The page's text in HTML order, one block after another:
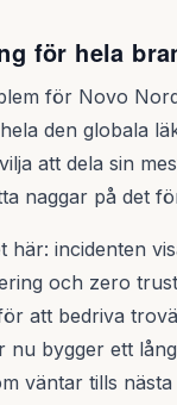
för hela
för Novo
den globala
att dela sin
naggar på det
här: incidenten
och zero
att bedriva
nu bygger ett
väntar tills